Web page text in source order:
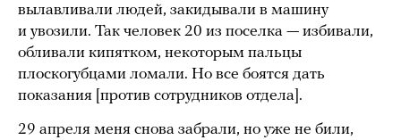
вылавливали людей, закидывали в машину
и увозили. Так человек 20 из поселка — избивали,
обливали кипятком, некоторым пальцы
плоскогубцами ломали. Но все боятся дать
показания [против сотрудников отдела].
29 апреля меня снова забрали, но уже не били,